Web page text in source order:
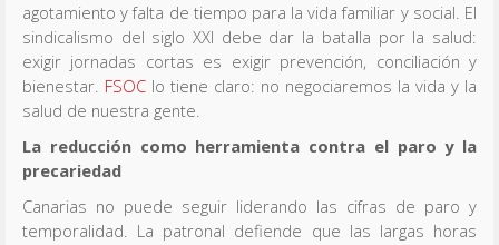
agotamiento y falta de tiempo para la vida familiar y social. El
sindicalismo del siglo XXI debe dar la batalla por la salud:
exigir jornadas cortas es exigir prevención, conciliación y
bienestar. FSOC lo tiene claro: no negociaremos la vida y la
salud de nuestra gente.
La reducción como herramienta contra el paro y la
precariedad
Canarias no puede seguir liderando las cifras de paro y
temporalidad. La patronal defiende que las largas horas